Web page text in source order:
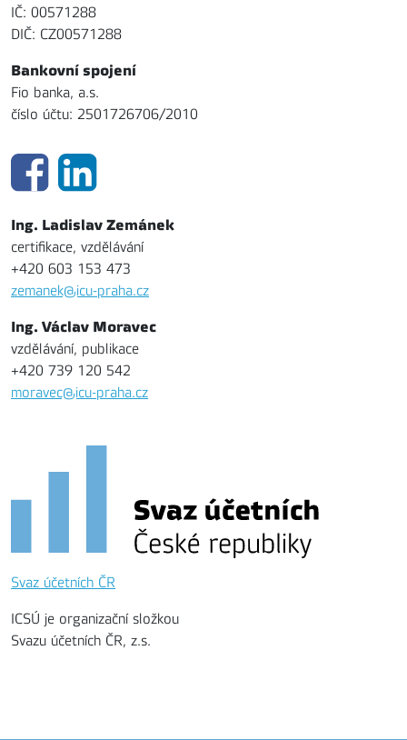
IČ: 00571288
DIČ: CZ00571288
Bankovní spojení
Fio banka, a.s.
číslo účtu: 2501726706/2010
Ing. Ladislav Zemánek
certifikace, vzdělávání
+420 603 153 473
zemanek@icu-praha.cz
Ing. Václav Moravec
vzdělávání, publikace
+420 739 120 542
moravec@icu-praha.cz
Svaz účetních ČR
ICSÚ je organizační složkou
Svazu účetních ČR, z.s.